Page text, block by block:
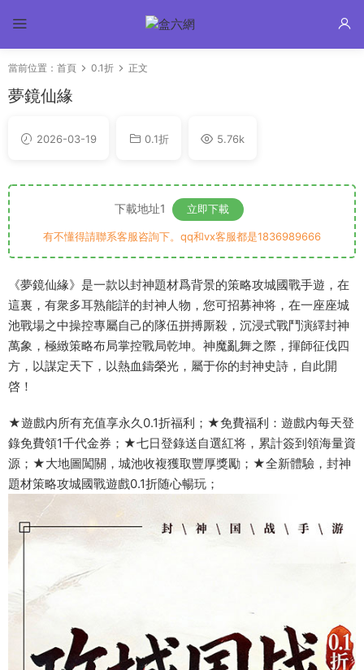
當前位置： 首頁 0.1折 正文
夢鏡仙緣
2026-03-19 0.1折 5.76k
下載地址1 立即下載
有不懂得請聯系客服咨詢下。qq和vx客服都是1836989666
《夢鏡仙緣》是一款以封神題材爲背景的策略攻城國戰手遊，在
這裏，有衆多耳熟能詳的封神人物，您可招募神将，在一座座城
池戰場之中操控專屬自己的隊伍拼搏厮殺，沉浸式戰鬥演繹封神
萬象，極緻策略布局掌控戰局乾坤。神魔亂舞之際，揮師征伐四
方，以謀定天下，以熱血鑄榮光，屬于你的封神史詩，自此開
啓！
★遊戲内所有充值享永久0.1折福利；★免費福利：遊戲内每天登
錄免費領1千代金券；★七日登錄送自選紅将，累計簽到領海量資
源；★大地圖闖關，城池收複獲取豐厚獎勵；★全新體驗，封神
題材策略攻城國戰遊戲0.1折随心暢玩；